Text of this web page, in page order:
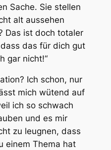
Sache. Sie stellen
alt aussehen
Das ist doch totaler
das für dich gut
gar nicht!“
Ich schon, nur
mich wütend auf
ich so schwach
und es mir
zu leugnen, dass
einem Thema hat